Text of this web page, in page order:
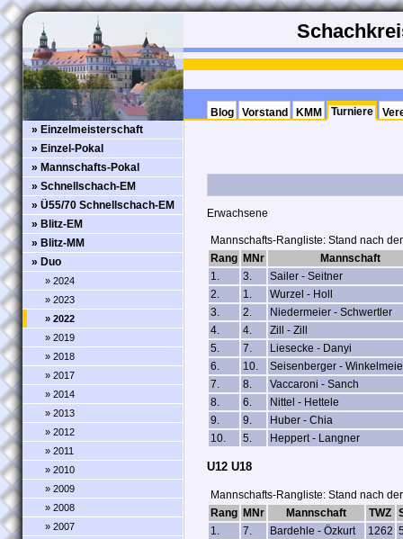
Blog Vorstand KMM Turniere
» Einzelmeisterschaft
» Einzel-Pokal
» Mannschafts-Pokal
» Schnellschach-EM
» Ü55/70 Schnellschach-EM
» Blitz-EM
» Blitz-MM
» Duo
» 2024
» 2023
» 2022
» 2019
» 2018
» 2017
» 2014
» 2013
» 2012
» 2011
» 2010
» 2009
» 2008
» 2007
Erwachsene
Mannschafts-Rangliste: Stand nach
Rang MNr
Mannschaft
1.
3.
Sailer - Seitner
2.
1.
Wurzel - Holl
3.
2.
Niedermeier - Schwertler
4.
4.
Zill - Zill
5.
7.
Liesecke - Danyi
6.
10.
Seisenberger -
7.
8.
Vaccaroni - Sanch
8.
6.
Nittel - Hettele
9.
9.
Huber - Chia
10.
5. Heppert - Langner
U12 U18
Mannschafts-Rangliste: Stand nach
Rang MNr Mannschaft TWZ
1.
7. Bardehle - Özkurt 1262